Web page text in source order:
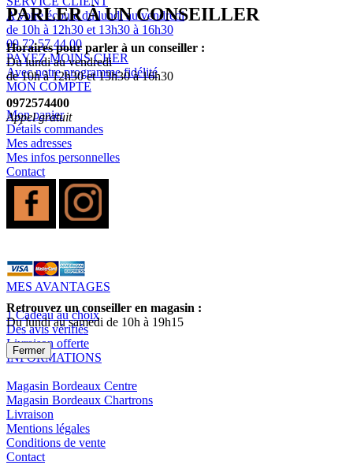
A votre écoute du lundi au vendredi
de 10h à 12h30 et 13h30 à 16h30
09 72 57 44 00
PAYEZ MOINS CHER
Avec notre programme fidélité
MON COMPTE
Mon panier
Détails commandes
Mes adresses
Mes infos personnelles
Contact
MES AVANTAGES
1 Cadeau au choix
Des avis vérifiés
Livraison offerte
INFORMATIONS
Magasin Bordeaux Centre
Magasin Bordeaux Chartrons
Livraison
Mentions légales
Conditions de vente
Contact
PARLER À UN CONSEILLER
Horaires pour parler à un conseiller :
Du lundi au vendredi
de 10h à 12h30 et 13h30 à 16h30
0972574400
Appel gratuit
Retrouvez un conseiller en magasin :
Du lundi au samedi de 10h à 19h15
Fermer